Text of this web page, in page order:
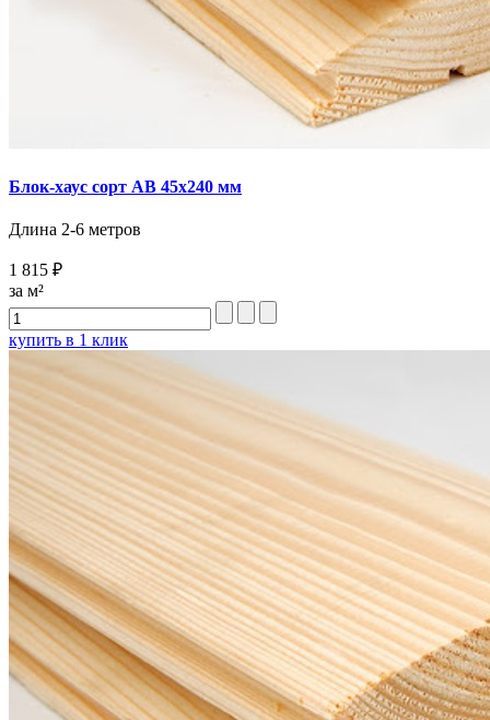
Блок-хаус сорт AB 45х240 мм
Длина 2-6 метров
1 815 ₽
за м²
купить в 1 клик